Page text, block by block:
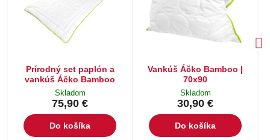
Prírodný set paplón a
vankúš Áčko Bamboo
Skladom
75,90 €
Do košíka
Vankúš Áčko Bamboo |
70x90
Skladom
30,90 €
Do košíka